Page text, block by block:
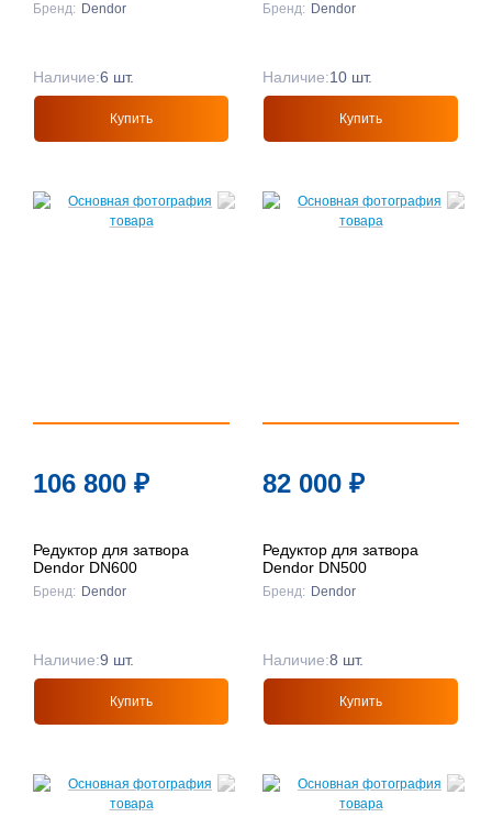
Бренд: Dendor
Наличие:6 шт.
Купить
Бренд: Dendor
Наличие:10 шт.
Купить
106 800 ₽
Редуктор для затвора
Dendor DN600
Бренд: Dendor
Наличие:9 шт.
Купить
82 000 ₽
Редуктор для затвора
Dendor DN500
Бренд: Dendor
Наличие:8 шт.
Купить